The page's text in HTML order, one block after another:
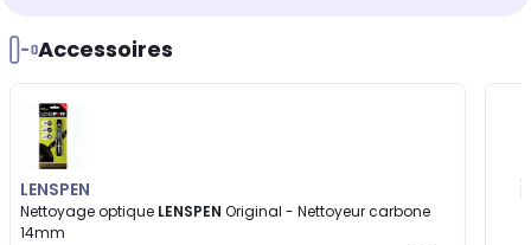
Accessoires
LENSPEN
Nettoyage optique LENSPEN
14mm